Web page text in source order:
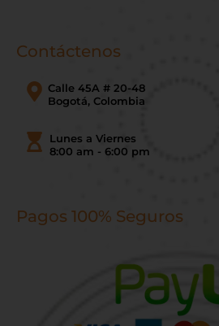
Contáctenos
Calle 45A # 20-48
Bogotá, Colombia
Lunes a Viernes
8:00 am - 6:00 pm
Pagos 100% Seguros